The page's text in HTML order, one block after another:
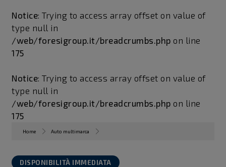
Notice: Trying to access array offset on value of
type null in
/web/foresigroup.it/breadcrumbs.php on line
175
Notice: Trying to access array offset on value of
type null in
/web/foresigroup.it/breadcrumbs.php on line
175
Home Auto multimarca
DISPONIBILITÀ IMMEDIATA